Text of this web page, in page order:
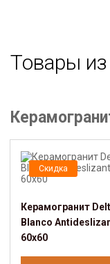
Товары из
Скидка
Керамогранит
Blanco
60x60